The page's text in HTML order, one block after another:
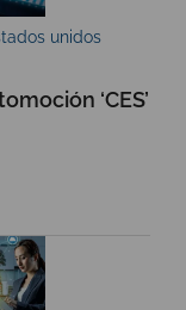
unidos
‘CES’